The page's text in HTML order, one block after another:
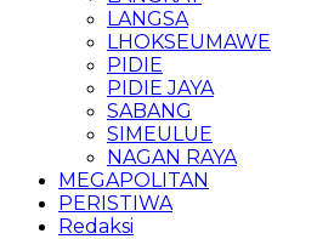
LANGSA
LHOKSEUMAWE
PIDIE
PIDIE JAYA
SABANG
SIMEULUE
NAGAN RAYA
MEGAPOLITAN
PERISTIWA
Redaksi